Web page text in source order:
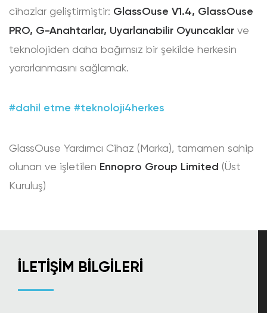
cihazlar geliştirmiştir: GlassOuse V1.4, GlassOuse
PRO, G-Anahtarlar, Uyarlanabilir Oyuncaklar ve
teknolojiden daha bağımsız bir şekilde herkesin
yararlanmasını sağlamak.
#dahil etme #teknoloji4herkes
GlassOuse Yardımcı Cihaz (Marka), tamamen sahip
olunan ve işletilen Ennopro Group Limited (Üst
Kuruluş)
İLETIŞIM BILGILERI